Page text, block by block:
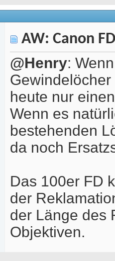
AW: Canon
@Henry:
heute nur
Wenn es
bestehenden
da noch
Das 100er FD
der
der Länge des
Objektiven.